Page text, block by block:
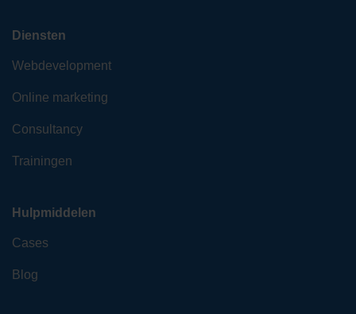
Diensten
Webdevelopment
Online marketing
Consultancy
Trainingen
Hulpmiddelen
Cases
Blog